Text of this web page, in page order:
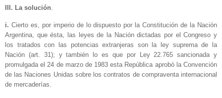
III. La solución
i. Cierto es, por imperio de lo dispuesto por la Constitución de la Nación
Argentina, que ésta, las leyes de la Nación dictadas por el Congreso y
los tratados con las potencias extranjeras son la ley suprema de la
Nación (art. 31); y también lo es que por Ley 22.765 sancionada y
promulgada el 24 de marzo de 1983 esta República aprobó la Convención
de las Naciones Unidas sobre los contratos de compraventa internacional
de mercaderías.